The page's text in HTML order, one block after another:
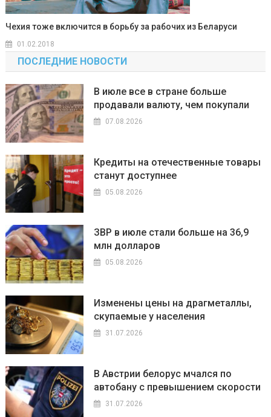
Чехия тоже включится в борьбу за рабочих из Беларуси
01.02.2018
ПОСЛЕДНИЕ НОВОСТИ
В июле все в стране больше
продавали валюту, чем покупали
07.08.2026
Кредиты на отечественные товары
станут доступнее
05.08.2026
ЗВР в июле стали больше на 36,9
млн долларов
05.08.2026
Изменены цены на драгметаллы,
скупаемые у населения
31.07.2026
В Австрии белорус мчался по
автобану с превышением скорости
31.07.2026